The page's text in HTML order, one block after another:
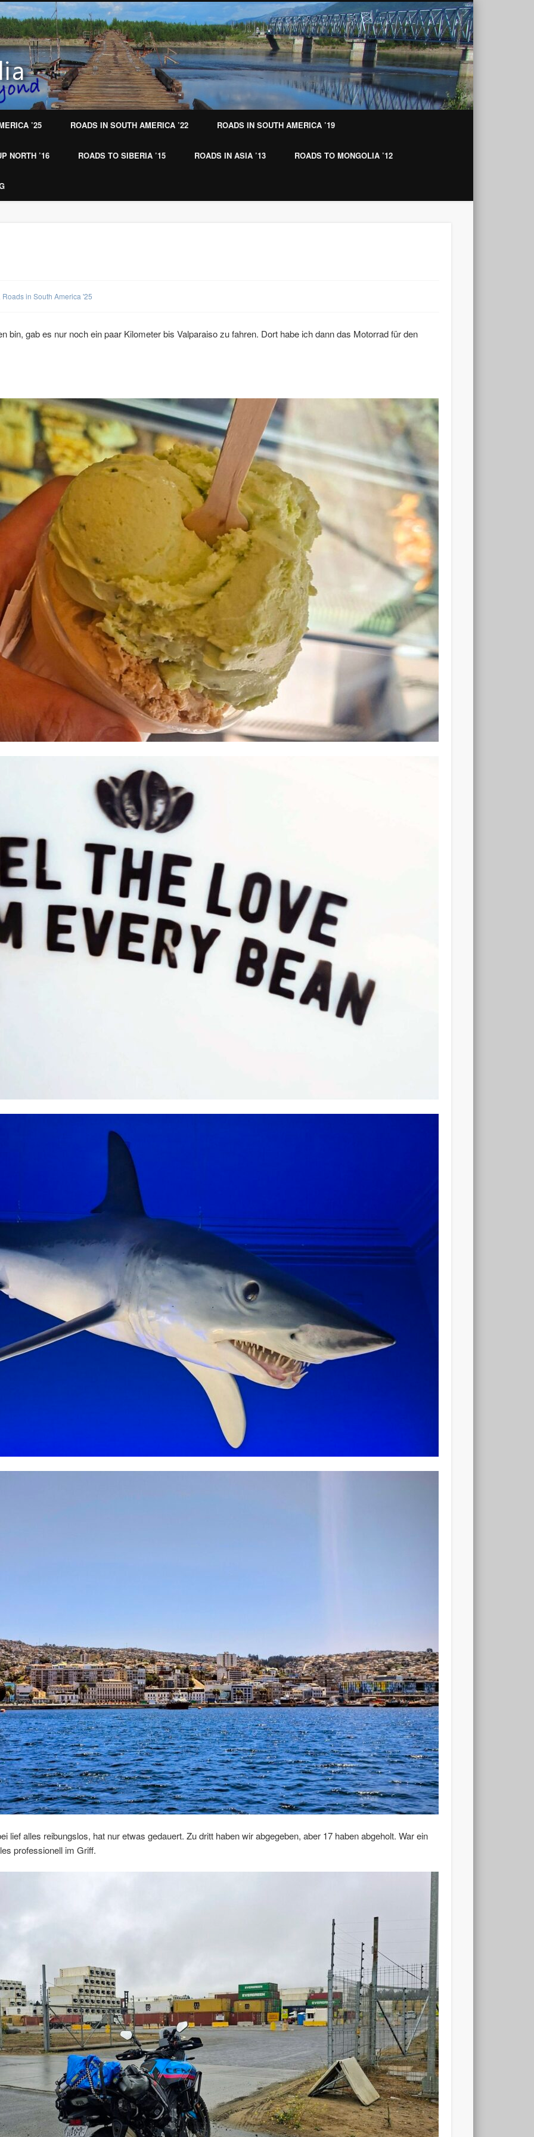
’25 ROADS IN SOUTH AMERICA ’22 ROADS IN SOUTH AMERICA ’19
NORTH ’16 ROADS TO SIBERIA ’15 ROADS IN ASIA ’13 ROADS TO MONGOLIA ’12
Roads in South America '25
bin, gab es nur noch ein paar Kilometer bis Valparaiso zu fahren. Dort habe ich dann das Motorrad für den
lief alles reibungslos, hat nur etwas gedauert. Zu dritt haben wir abgegeben, aber 17 haben abgeholt. War ein
professionell im Griff.